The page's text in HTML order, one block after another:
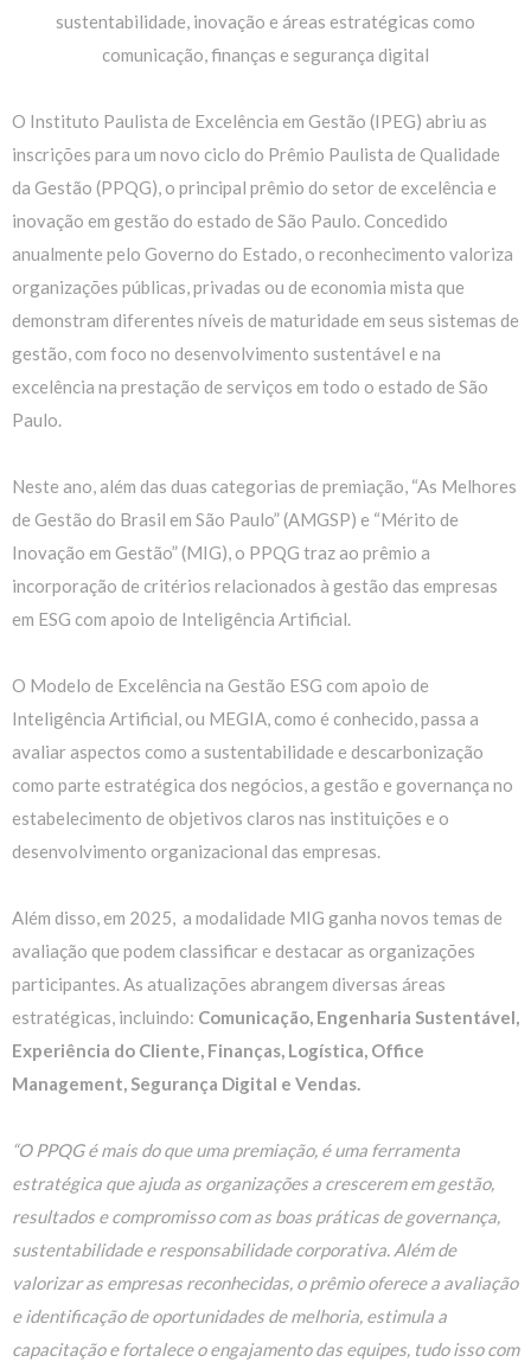
sustentabilidade, inovação e áreas estratégicas como
comunicação, finanças e segurança digital
O Instituto Paulista de Excelência em Gestão (IPEG) abriu as
inscrições para um novo ciclo do Prêmio Paulista de Qualidade
da Gestão (PPQG), o principal prêmio do setor de excelência e
inovação em gestão do estado de São Paulo. Concedido
anualmente pelo Governo do Estado, o reconhecimento valoriza
organizações públicas, privadas ou de economia mista que
demonstram diferentes níveis de maturidade em seus sistemas de
gestão, com foco no desenvolvimento sustentável e na
excelência na prestação de serviços em todo o estado de São
Paulo.
Neste ano, além das duas categorias de premiação, “As Melhores
de Gestão do Brasil em São Paulo” (AMGSP) e “Mérito de
Inovação em Gestão” (MIG), o PPQG traz ao prêmio a
incorporação de critérios relacionados à gestão das empresas
em ESG com apoio de Inteligência Artificial.
O Modelo de Excelência na Gestão ESG com apoio de
Inteligência Artificial, ou MEGIA, como é conhecido, passa a
avaliar aspectos como a sustentabilidade e descarbonização
como parte estratégica dos negócios, a gestão e governança no
estabelecimento de objetivos claros nas instituições e o
desenvolvimento organizacional das empresas.
Além disso, em 2025, a modalidade MIG ganha novos temas de
avaliação que podem classificar e destacar as organizações
participantes. As atualizações abrangem diversas áreas
estratégicas, incluindo: Comunicação, Engenharia Sustentável,
Experiência do Cliente, Finanças, Logística, Office
Management, Segurança Digital e Vendas.
“O PPQG é mais do que uma premiação, é uma ferramenta
estratégica que ajuda as organizações a crescerem em gestão,
resultados e compromisso com as boas práticas de governança,
sustentabilidade e responsabilidade corporativa. Além de
valorizar as empresas reconhecidas, o prêmio oferece a avaliação
e identificação de oportunidades de melhoria, estimula a
capacitação e fortalece o engajamento das equipes, tudo isso com